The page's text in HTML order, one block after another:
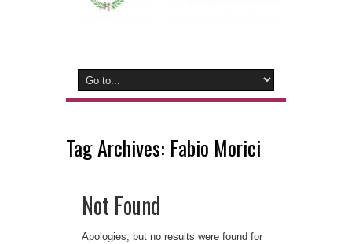
Tag Archives: Fabio Morici
Not Found
Apologies, but no results were found for